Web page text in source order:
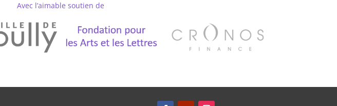
Avec l’aimable soutien de